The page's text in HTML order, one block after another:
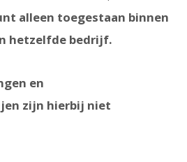
alleen toegestaan binnen
hetzelfde bedrijf.
en
zijn hierbij niet